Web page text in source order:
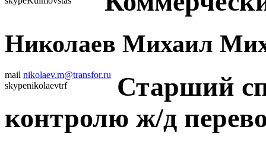
Николаев Михаил
mail nikolaev.m@transfor.ru
skypenikolaevtrf
Старший
контролю ж/д